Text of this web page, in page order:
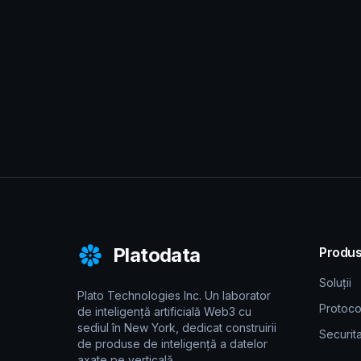
Platodata
Plato Technologies Inc. Un laborator
de inteligență artificială Web3 cu
sediul în New York, dedicat construirii
de produse de inteligență a datelor
Soluții